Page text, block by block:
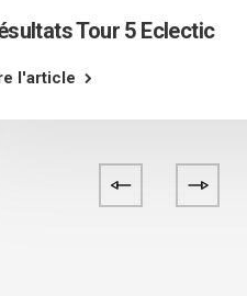
Tour 5 Eclectic
l'article